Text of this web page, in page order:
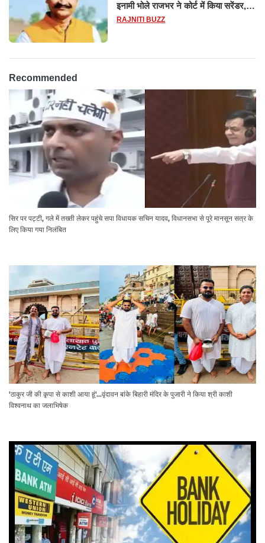
इनामी भोले राजभर ने कोर्ट में किया सरेंडर,
14 दिन के लिए भेजा गया जेल
RAJNITI BUZZ
Recommended
सिर पर पट्टी, गले में तख्ती लेकर पहुंचे सपा विधायक सचिन यादव, विधानसभा से पूरे मानसून सत्र के
लिए किया गया निलंबित
'ठाकुर जी की कृपा से काशी आया हूं'...वृंदावन बांके बिहारी मंदिर के पुजारी ने किया श्री काशी
विश्वनाथ का जलाभिषेक